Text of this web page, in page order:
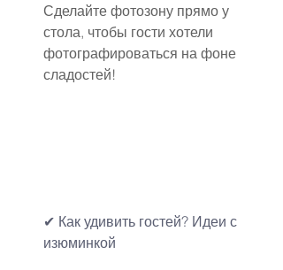
Сделайте фотозону прямо у
стола, чтобы гости хотели
фотографироваться на фоне
сладостей!
✔ Как удивить гостей? Идеи с
изюминкой